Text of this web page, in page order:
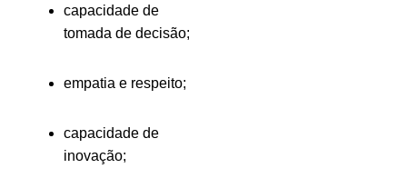
capacidade de
tomada de decisão;
empatia e respeito;
capacidade de
inovação;